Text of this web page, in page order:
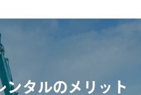
ンタルのメリット